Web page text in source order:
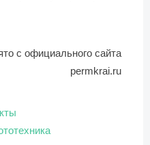
с официального сайта
permkrai.ru